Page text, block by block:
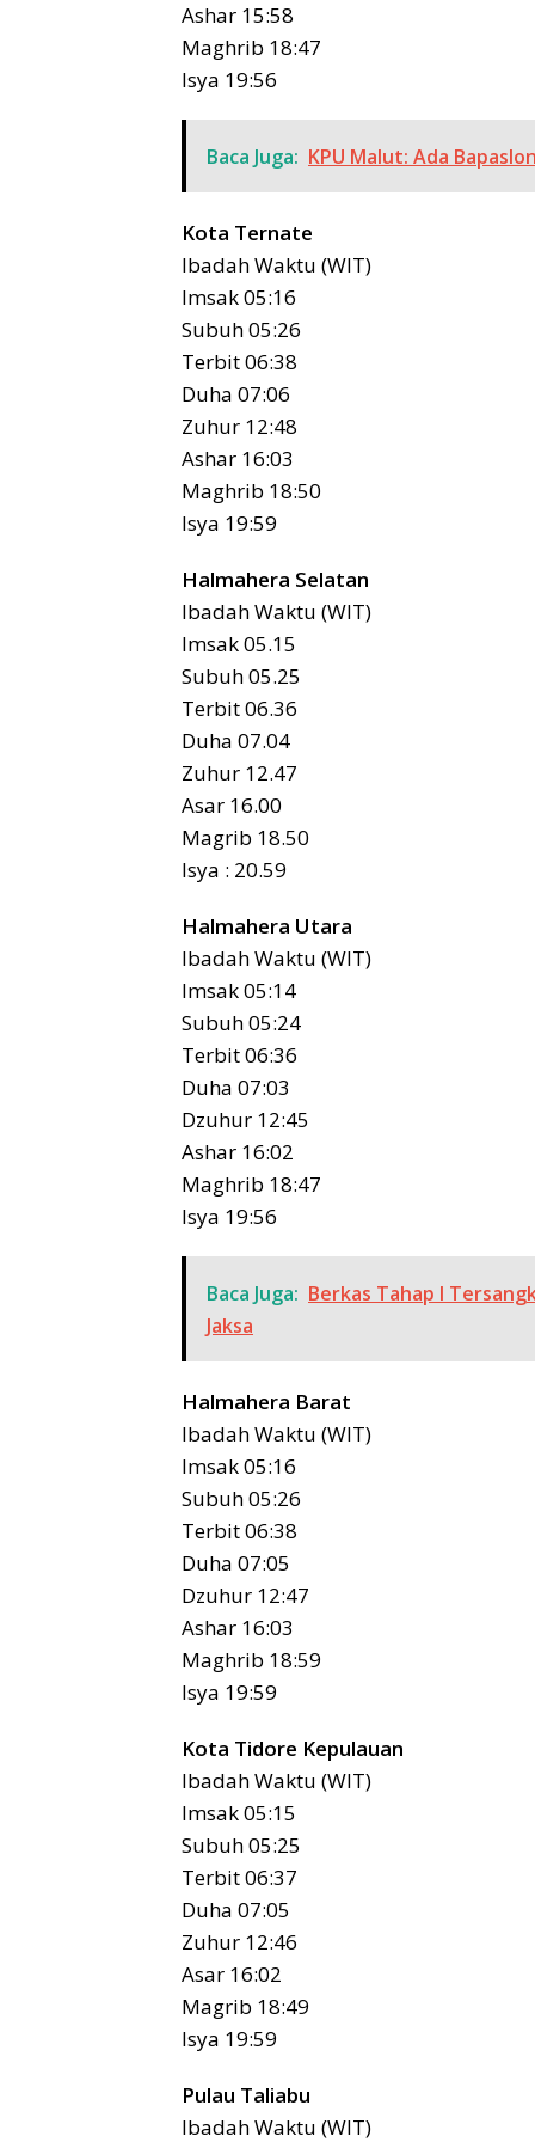
Ashar 15:58
Maghrib 18:47
Isya 19:56
Baca Juga: KPU Malut: Ada
Kota Ternate
Ibadah Waktu (WIT)
Imsak 05:16
Subuh 05:26
Terbit 06:38
Duha 07:06
Zuhur 12:48
Ashar 16:03
Maghrib 18:50
Isya 19:59
Halmahera Selatan
Ibadah Waktu (WIT)
Imsak 05.15
Subuh 05.25
Terbit 06.36
Duha 07.04
Zuhur 12.47
Asar 16.00
Magrib 18.50
Isya : 20.59
Halmahera Utara
Ibadah Waktu (WIT)
Imsak 05:14
Subuh 05:24
Terbit 06:36
Duha 07:03
Dzuhur 12:45
Ashar 16:02
Maghrib 18:47
Isya 19:56
Baca Juga: Berkas Tahap I
Jaksa
Halmahera Barat
Ibadah Waktu (WIT)
Imsak 05:16
Subuh 05:26
Terbit 06:38
Duha 07:05
Dzuhur 12:47
Ashar 16:03
Maghrib 18:59
Isya 19:59
Kota Tidore Kepulauan
Ibadah Waktu (WIT)
Imsak 05:15
Subuh 05:25
Terbit 06:37
Duha 07:05
Zuhur 12:46
Asar 16:02
Magrib 18:49
Isya 19:59
Pulau Taliabu
Ibadah Waktu (WIT)